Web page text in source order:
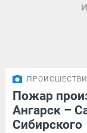
Пожар
Ангарск –
Сибирского